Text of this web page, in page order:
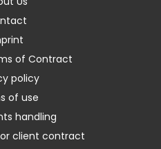
of Contract
policy
of use
handling
client contract